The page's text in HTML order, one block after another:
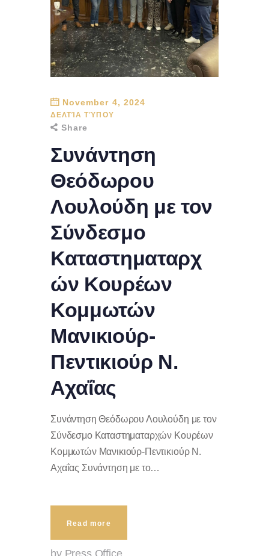
November 4, 2024
ΔΕΛΤΊΑ ΤΎΠΟΥ
Share
Συνάντηση
Θεόδωρου
Λουλούδη με τον
Σύνδεσμο
Καταστηματαρχ
ών Κουρέων
Κομμωτών
Μανικιούρ-
Πεντικιούρ Ν.
Αχαΐας
Συνάντηση Θεόδωρου Λουλούδη με τον
Σύνδεσμο Καταστηματαρχών Κουρέων
Κομμωτών Μανικιούρ-Πεντικιούρ Ν.
Αχαΐας Συνάντηση με το…
Read more
by Press Office